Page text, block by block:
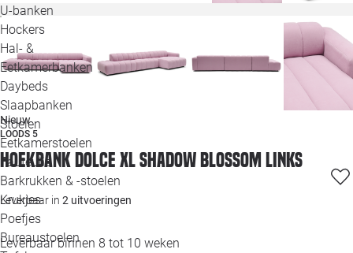
U-banken
Hockers
Hal- &
Eetkamerbanken
Daybeds
Slaapbanken
Stoelen
Eetkamerstoelen
Fauteuils
Barkrukken & -stoelen
Krukjes
Poefjes
Bureaustoelen
Nieuw
LOODS 5
Hoekbank Dolce XL shadow blossom links
Leverbaar in 2 uitvoeringen
Leverbaar binnen 8 tot 10 weken